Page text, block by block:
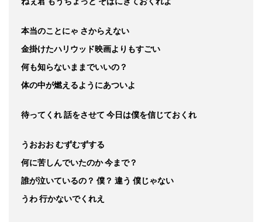
本当のことにゃ さからえない
金掛けたハリウッド映画よりもすごい
何も知らないままでいいの？
体の中が燃えるようにあついよ
待ってくれ 話をさせて 今日は僕を信じておくれ
うおおお むずむずする
何に苦しんでいたのか 今まで？
誰が泣いているの？ 僕？ 違う 僕じゃない
うわ 行かないでくれえ